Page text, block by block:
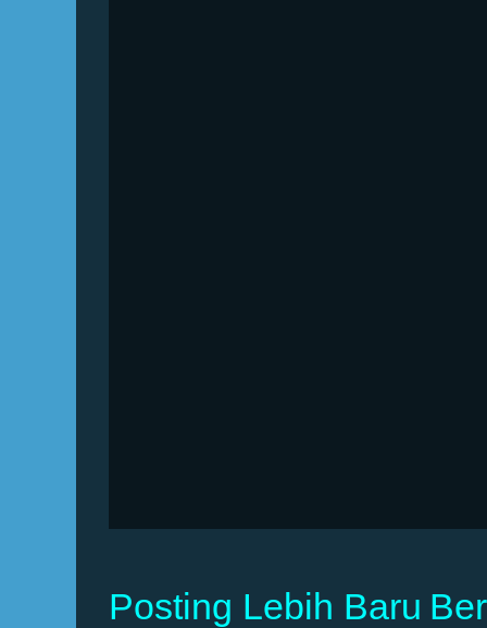
Posting Lebih Baru